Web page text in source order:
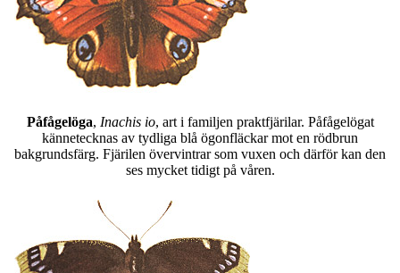
Påfågelöga, Inachis io, art i familjen praktfjärilar. Påfågelögat
kännetecknas av tydliga blå ögonfläckar mot en rödbrun
bakgrundsfärg. Fjärilen övervintrar som vuxen och därför kan den
ses mycket tidigt på våren.